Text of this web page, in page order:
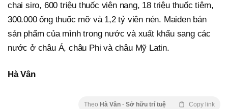
chai siro, 600 triệu thuốc viên nang, 18 triệu thuốc tiêm,
300.000 ống thuốc mỡ và 1,2 tỷ viên nén. Maiden bán
sản phẩm của mình trong nước và xuất khẩu sang các
nước ở châu Á, châu Phi và châu Mỹ Latin.
Hà Vân
Theo Hà Vân - Sở hữu trí tuệ Copy link